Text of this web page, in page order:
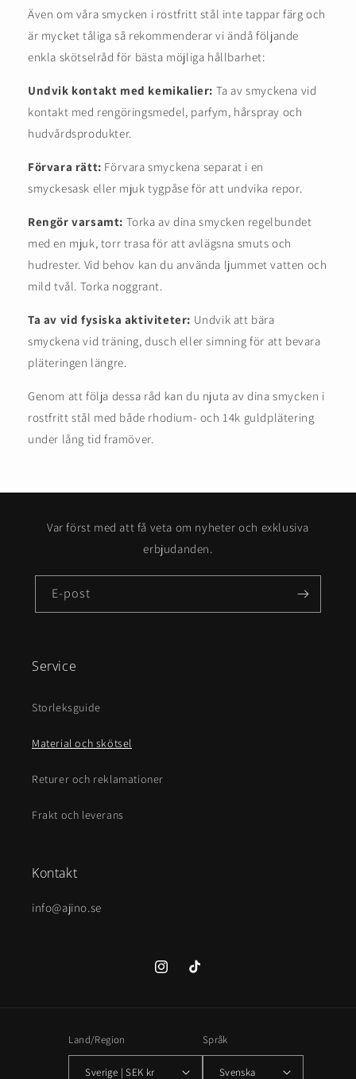
Även om våra smycken i rostfritt stål inte tappar färg och
är mycket tåliga så rekommenderar vi ändå följande
enkla skötselråd för bästa möjliga hållbarhet:
Undvik kontakt med kemikalier: Ta av smyckena vid
kontakt med rengöringsmedel, parfym, hårspray och
hudvårdsprodukter.
Förvara rätt: Förvara smyckena separat i en
smyckesask eller mjuk tygpåse för att undvika repor.
Rengör varsamt: Torka av dina smycken regelbundet
med en mjuk, torr trasa för att avlägsna smuts och
hudrester. Vid behov kan du använda ljummet vatten och
mild tvål. Torka noggrant.
Ta av vid fysiska aktiviteter: Undvik att bära
smyckena vid träning, dusch eller simning för att bevara
pläteringen längre.
Genom att följa dessa råd kan du njuta av dina smycken i
rostfritt stål med både rhodium- och 14k guldplätering
under lång tid framöver.
Var först med att få veta om nyheter och exklusiva
erbjudanden.
E-post
Service
Storleksguide
Material och skötsel
Returer och reklamationer
Frakt och leverans
Kontakt
info@ajino.se
InstagramTikTok
Land/Region
Sverige | SEK kr
Språk
Svenska